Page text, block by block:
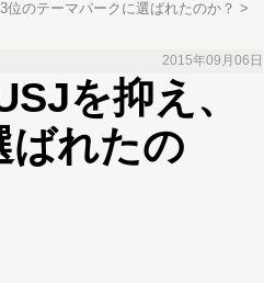
のテーマパークに選ばれたのか？
2015年09月06日
を抑え、
ばれたの